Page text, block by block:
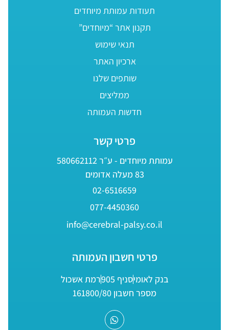
תעודות עמותת מיוחדים
תקנון אתר “מיוחדים”
תנאי שימוש
ארכיון האתר
שותפים שלנו
ממליצים
חדשות העמותה
פרטי קשר
עמותת מיוחדים - ע״ר 580662112
83 מעלה אדומים
02-6516659
077-4450360
info@cerebral-palsy.co.il
פרטי חשבון העמותה
בנק לאומיסניף 905
רמת אשכול
מספר חשבון 161800/80